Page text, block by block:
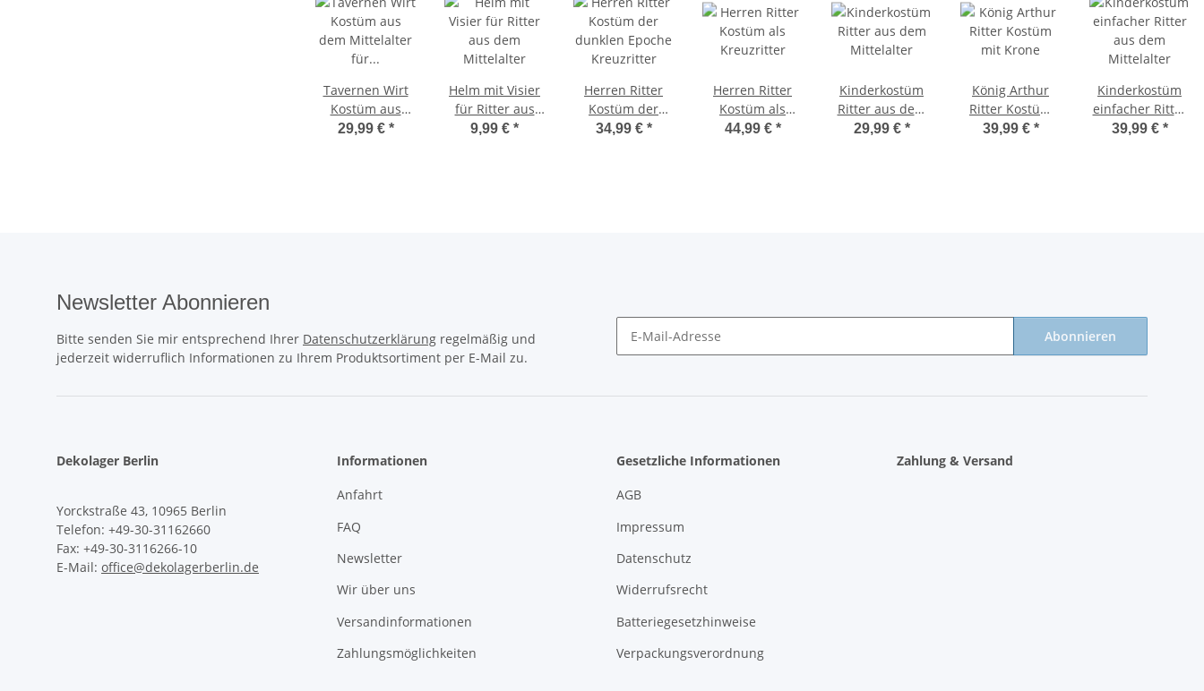
Tavernen Wirt
Kostüm aus
dem Mittelalter
29,99 € *
Helm mit Visier
für Ritter aus
dem Mittelalter
9,99 € *
Herren Ritter
Kostüm der
dunklen Epoche
34,99 € *
Herren Ritter
Kostüm als
Kreuzritter
44,99 € *
Kinderkostüm
Ritter aus dem
Mittelalter
29,99 € *
König Arthur
Ritter Kostüm
mit Krone
39,99 € *
Kinderkostüm
einfacher Ritter
aus dem
39,99 € *
Newsletter Abonnieren
Bitte senden Sie mir entsprechend Ihrer Datenschutzerklärung regelmäßig und
jederzeit widerruflich Informationen zu Ihrem Produktsortiment per E-Mail zu.
Abonnieren
Dekolager Berlin
Yorckstraße 43, 10965 Berlin
Telefon: +49-30-31162660
Fax: +49-30-3116266-10
E-Mail: office@dekolagerberlin.de
Informationen
Anfahrt
FAQ
Newsletter
Wir über uns
Versandinformationen
Zahlungsmöglichkeiten
Gesetzliche Informationen
AGB
Impressum
Datenschutz
Widerrufsrecht
Batteriegesetzhinweise
Verpackungsverordnung
Zahlung & Versand